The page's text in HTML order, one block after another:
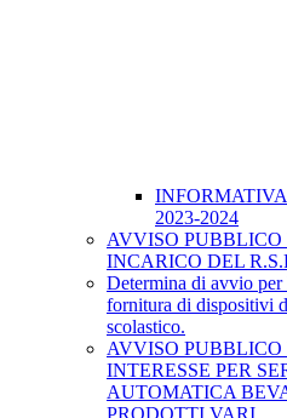
2023-2024
AVVISO PUBBLICO
INCARICO DEL
Determina di avvio per
fornitura di dispositivi
scolastico.
AVVISO
INTERESSE PER
AUTOMATICA